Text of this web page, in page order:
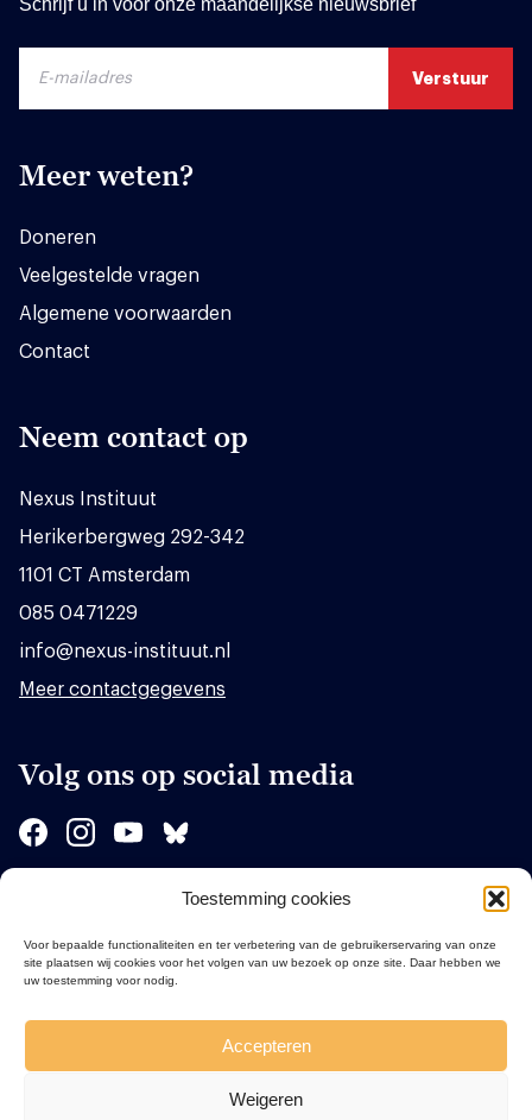
Toestemming cookies
Voor bepaalde functionaliteiten en ter verbetering van de gebruikerservaring van onze
site plaatsen wij cookies voor het volgen van uw bezoek op onze site. Daar hebben we
uw toestemming voor nodig.
Accepteren
Weigeren
Meer weten?
Doneren
Veelgestelde vragen
Algemene voorwaarden
Contact
Neem contact op
Nexus Instituut
Herikerbergweg 292-342
1101 CT Amsterdam
085 0471229
info@nexus-instituut.nl
Meer contactgegevens
Volg ons op social media